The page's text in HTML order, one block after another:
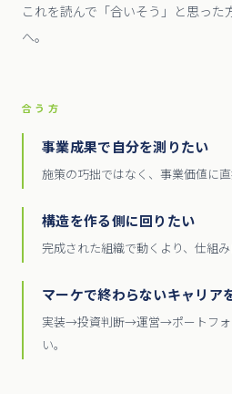
これを読んで「合いそう」と思っ
へ。
合う方
事業成果で自分を測りたい
施策の巧拙ではなく、事業価値に直
構造を作る側に回りたい
完成された組織で動くより、仕組み
マーケで終わらないキャリア
実装→投資判断→運営→ポートフォ
い。